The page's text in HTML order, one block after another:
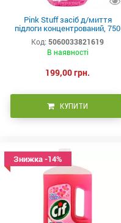
Pink Stuff засіб д/миття
підлоги концентрований, 750
мл
Код: 5060033821619
В наявності
199,00 грн.
КУПИТИ
Знижка -14%